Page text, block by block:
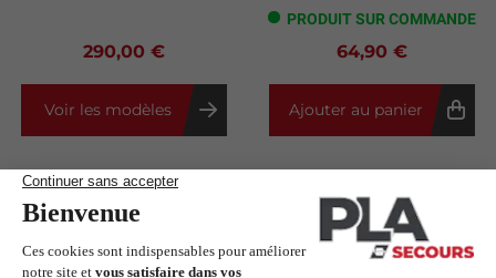
290,00 €
Voir les modèles
PRODUIT SUR COMMANDE
64,90 €
Ajouter au panier
Les clients qui ont acheté ce produit